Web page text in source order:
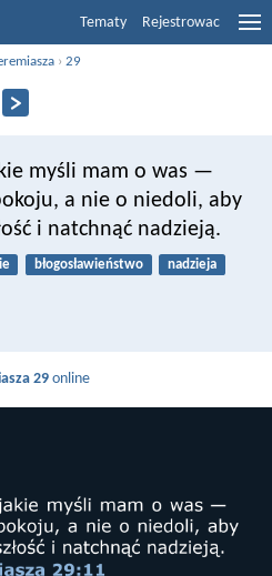
Tematy Rejestrowac
›29
myśli mam o was —
a nie o niedoli, aby
i natchnąć nadzieją.
błogosławieństwo
nadzieja
29 online